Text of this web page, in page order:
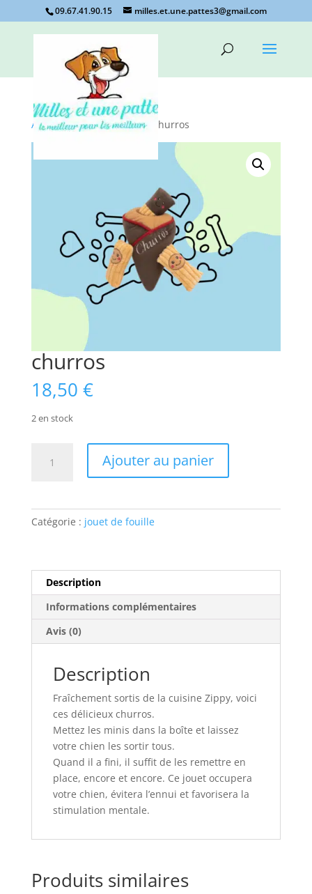
09.67.41.90.15 milles.et.une.pattes3@gmail.com
Accueil/jouet de fouille/ churros
churros
18,50 €
2 en stock
Ajouter au panier
Catégorie : jouet de fouille
Description
Informations complémentaires
Avis (0)
Description
Fraîchement sortis de la cuisine Zippy, voici
ces délicieux churros.
Mettez les minis dans la boîte et laissez
votre chien les sortir tous.
Quand il a fini, il suffit de les remettre en
place, encore et encore. Ce jouet occupera
votre chien, évitera l’ennui et favorisera la
stimulation mentale.
Produits similaires